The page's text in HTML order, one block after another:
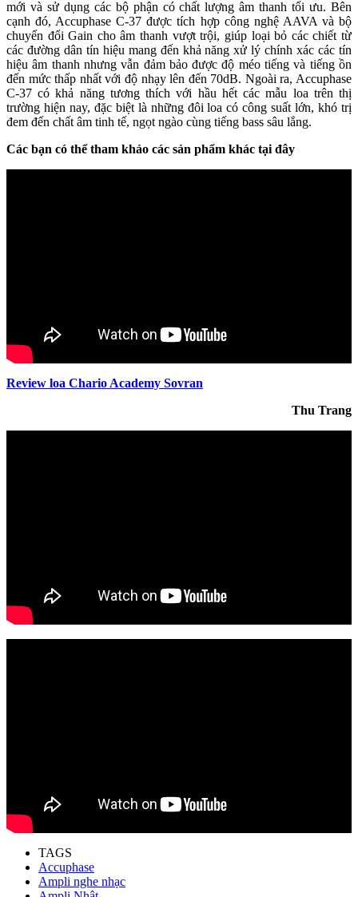
mới và sử dụng các bộ phận có chất lượng âm thanh tối ưu. Bên
cạnh đó, Accuphase C-37 được tích hợp công nghệ AAVA và bộ
chuyển đổi Gain cho âm thanh vượt trội, giúp loại bỏ các chiết từ
các đường dân tín hiệu mang đến khả năng xử lý chính xác các tín
hiệu âm thanh nhưng vẫn đảm bảo được độ méo tiếng và tiếng ồn
đến mức thấp nhất với độ nhạy lên đến 70dB. Ngoài ra, Accuphase
C-37 có khả năng tương thích với hầu hết các mẫu loa trên thị
trường hiện nay, đặc biệt là những đôi loa có công suất lớn, khó trị
đem đến chất âm tinh tế, ngọt ngào cùng tiếng bass sâu lắng.
Các bạn có thể tham khảo các sản phẩm khác tại đây
Review loa Chario Academy Sovran
Thu Trang
TAGS
Accuphase
Ampli nghe nhạc